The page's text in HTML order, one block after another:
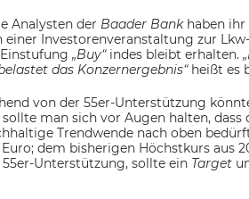
Analysten der Baader Bank haben
einer Investorenveranstaltung zur
„Buy“indes bleibt erhalten.
das Konzernergebnis“heißt es
von der 55er-Unterstützung
man sich vor Augen halten,
Trendwende nach oben
dem bisherigen Höchstkurs aus
Unterstützung, sollte ein Target